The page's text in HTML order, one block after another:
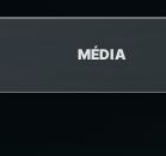
MÉDIA